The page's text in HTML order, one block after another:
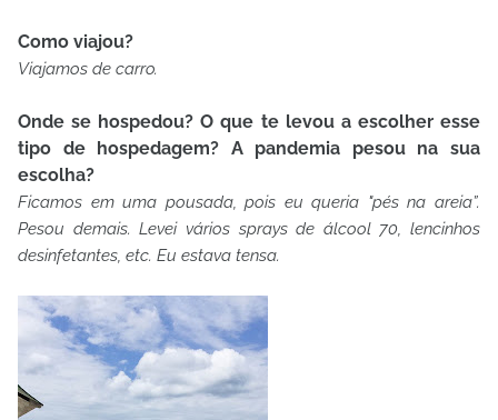
Como viajou?
Viajamos de carro.
Onde se hospedou? O que te levou a escolher esse
tipo de hospedagem? A pandemia pesou na sua
escolha?
Ficamos em uma pousada, pois eu queria "pés na areia”.
Pesou demais. Levei vários sprays de álcool 70, lencinhos
desinfetantes, etc. Eu estava tensa.